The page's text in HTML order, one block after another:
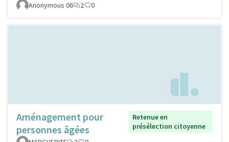
Anonymous 06
2 0
Aménagement pour
personnes âgées
Retenue en
présélection citoyenne